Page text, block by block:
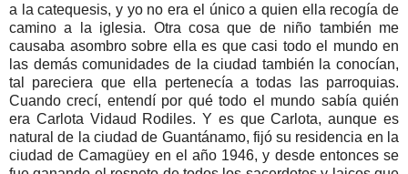
a la catequesis, y yo no era el único a quien ella recogía de
camino a la iglesia. Otra cosa que de niño también me
causaba asombro sobre ella es que casi todo el mundo en
las demás comunidades de la ciudad también la conocían,
tal pareciera que ella pertenecía a todas las parroquias.
Cuando crecí, entendí por qué todo el mundo sabía quién
era Carlota Vidaud Rodiles. Y es que Carlota, aunque es
natural de la ciudad de Guantánamo, fijó su residencia en la
ciudad de Camagüey en el año 1946, y desde entonces se